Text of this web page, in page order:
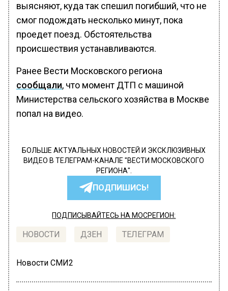
выясняют, куда так спешил погибший, что не
смог подождать несколько минут, пока
проедет поезд. Обстоятельства
происшествия устанавливаются.
Ранее Вести Московского региона
сообщали, что момент ДТП с машиной
Министерства сельского хозяйства в Москве
попал на видео.
БОЛЬШЕ АКТУАЛЬНЫХ НОВОСТЕЙ И ЭКСКЛЮЗИВНЫХ
ВИДЕО В ТЕЛЕГРАМ-КАНАЛЕ "ВЕСТИ МОСКОВСКОГО
РЕГИОНА".
ПОДПИШИСЬ!
ПОДПИСЫВАЙТЕСЬ НА МОСРЕГИОН:
НОВОСТИ ДЗЕН ТЕЛЕГРАМ
Новости СМИ2